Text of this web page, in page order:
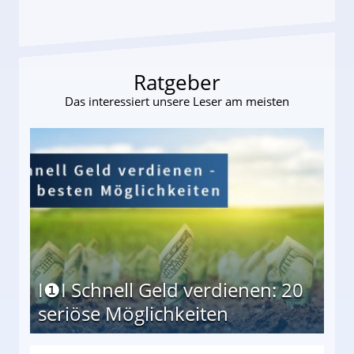
Ratgeber
Das interessiert unsere Leser am meisten
I❶I Schnell Geld verdienen: 20
seriöse Möglichkeiten